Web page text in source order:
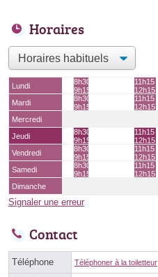
Horaires
Lundi
8h30 -
9h15
11h15 -
12h15
Mardi
8h30 -
9h15
11h15 -
12h15
Mercredi
Jeudi
8h30 -
9h15
11h15 -
12h15
Vendredi
8h30 -
9h15
11h15 -
12h15
Samedi
8h30 -
9h15
11h15 -
12h15
Dimanche
Signaler une erreur
Contact
Téléphone Téléphoner à la toiletteur